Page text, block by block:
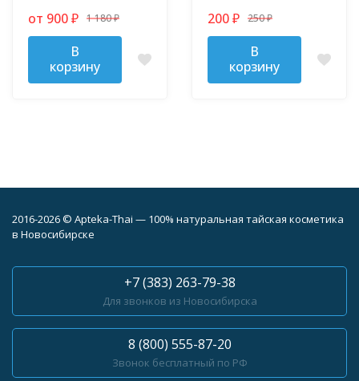
простуды
от 900 ₽ 1 180₽
В
корзину
200 ₽ 250₽
В
корзину
2016-2026 © Apteka-Thai — 100% натуральная тайская косметика
в Новосибирске
+7 (383) 263-79-38
Для звонков из Новосибирска
8 (800) 555-87-20
Звонок бесплатный по РФ